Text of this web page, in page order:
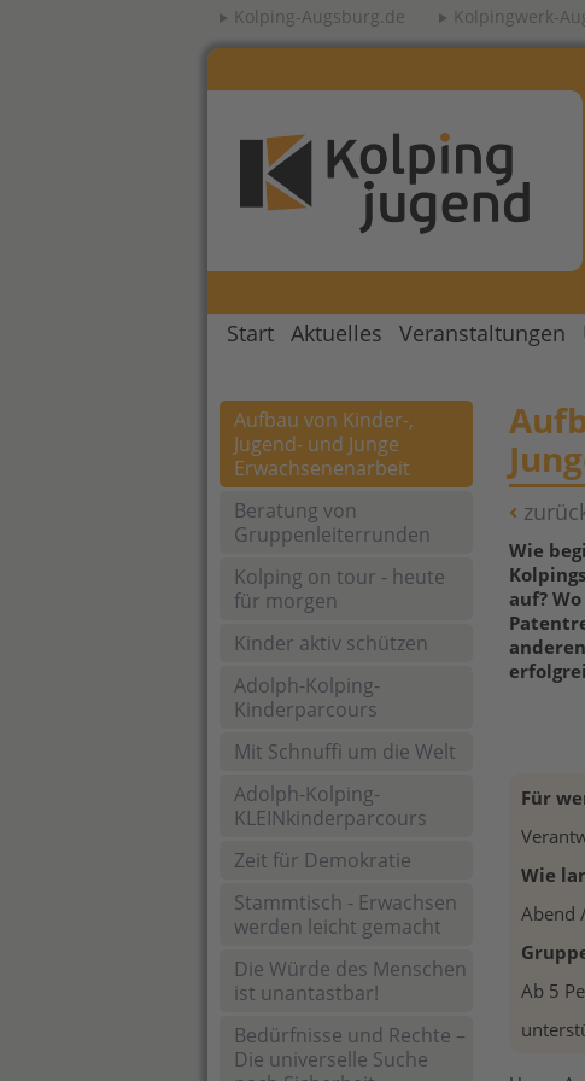
Kolping-Augsburg.de Kolpingwerk-
Start Aktuelles Veranstaltungen
Aufbau von Kinder-,
Jugend- und Junge
Erwachsenenarbeit
Beratung von
Gruppenleiterrunden
Kolping on tour - heute
für morgen
Kinder aktiv schützen
Adolph-Kolping-
Kinderparcours
Mit Schnuffi um die Welt
Adolph-Kolping-
KLEINkinderparcours
Zeit für Demokratie
Stammtisch - Erwachsen
werden leicht gemacht
Die Würde des Menschen
ist unantastbar!
Bedürfnisse und Rechte –
Die universelle Suche
Wie
auf?
Für
Wie
Abend
Ab 5